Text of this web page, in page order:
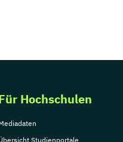
Hochschulen
Studienportale